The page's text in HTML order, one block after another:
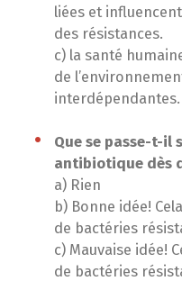
liées et
des résistances.
c) la santé
de
interdépendantes.
Que se passe-t-il
antibiotique dès
a) Rien
b) Bonne idée!
de bactéries
c) Mauvaise idée!
de bactéries